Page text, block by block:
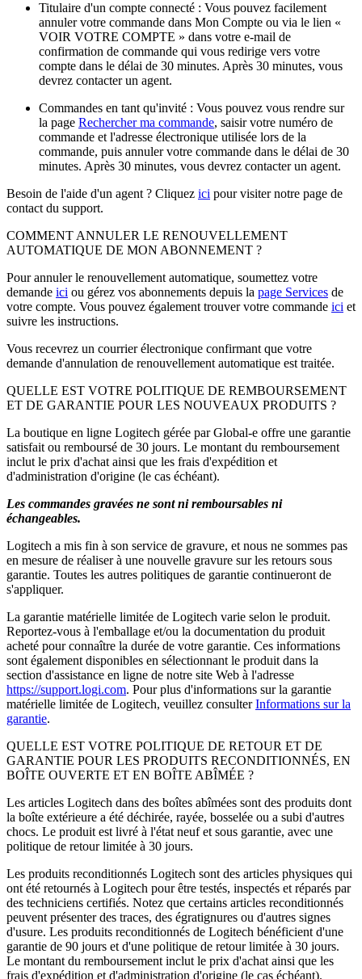
Titulaire d'un compte connecté : Vous pouvez facilement
annuler votre commande dans Mon Compte ou via le lien «
VOIR VOTRE COMPTE » dans votre e-mail de
confirmation de commande qui vous redirige vers votre
compte dans le délai de 30 minutes. Après 30 minutes, vous
devrez contacter un agent.
Commandes en tant qu'invité : Vous pouvez vous rendre sur
la page Rechercher ma commande, saisir votre numéro de
commande et l'adresse électronique utilisée lors de la
commande, puis annuler votre commande dans le délai de 30
minutes. Après 30 minutes, vous devrez contacter un agent.
Besoin de l'aide d'un agent ? Cliquez ici pour visiter notre page de
contact du support.
COMMENT ANNULER LE RENOUVELLEMENT
AUTOMATIQUE DE MON ABONNEMENT ?
Pour annuler le renouvellement automatique, soumettez votre
demande ici ou gérez vos abonnements depuis la page Services de
votre compte. Vous pouvez également trouver votre commande ici et
suivre les instructions.
Vous recevrez un courrier électronique confirmant que votre
demande d'annulation de renouvellement automatique est traitée.
QUELLE EST VOTRE POLITIQUE DE REMBOURSEMENT
ET DE GARANTIE POUR LES NOUVEAUX PRODUITS ?
La boutique en ligne Logitech gérée par Global-e offre une garantie
satisfait ou remboursé de 30 jours. Le montant du remboursement
inclut le prix d'achat ainsi que les frais d'expédition et
d'administration d'origine (le cas échéant).
Les commandes gravées ne sont ni remboursables ni
échangeables.
Logitech a mis fin à son service de gravure, et nous ne sommes pas
en mesure de réaliser à une nouvelle gravure sur les retours sous
garantie. Toutes les autres politiques de garantie continueront de
s'appliquer.
La garantie matérielle limitée de Logitech varie selon le produit.
Reportez-vous à l'emballage et/ou la documentation du produit
acheté pour connaître la durée de votre garantie. Ces informations
sont également disponibles en sélectionnant le produit dans la
section d'assistance en ligne de notre site Web à l'adresse
https://support.logi.com. Pour plus d'informations sur la garantie
matérielle limitée de Logitech, veuillez consulterInformations sur la
garantie.
QUELLE EST VOTRE POLITIQUE DE RETOUR ET DE
GARANTIE POUR LES PRODUITS RECONDITIONNÉS, EN
BOÎTE OUVERTE ET EN BOÎTE ABÎMÉE ?
Les articles Logitech dans des boîtes abîmées sont des produits dont
la boîte extérieure a été déchirée, rayée, bosselée ou a subi d'autres
chocs. Le produit est livré à l'état neuf et sous garantie, avec une
politique de retour limitée à 30 jours.
Les produits reconditionnés Logitech sont des articles physiques qui
ont été retournés à Logitech pour être testés, inspectés et réparés par
des techniciens certifiés. Notez que certains articles reconditionnés
peuvent présenter des traces, des égratignures ou d'autres signes
d'usure. Les produits reconditionnés de Logitech bénéficient d'une
garantie de 90 jours et d'une politique de retour limitée à 30 jours.
Le montant du remboursement inclut le prix d'achat ainsi que les
frais d'expédition et d'administration d'origine (le cas échéant).